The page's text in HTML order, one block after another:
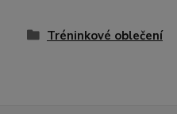
Tréninkové oblečení